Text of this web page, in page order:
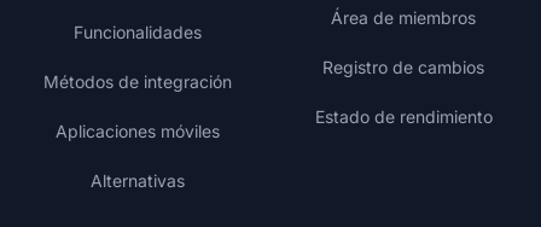
Funcionalidades
Métodos de integración
Aplicaciones móviles
Alternativas
Área de miembros
Registro de cambios
Estado de rendimiento